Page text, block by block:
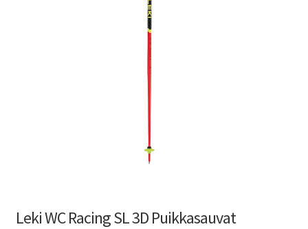
Leki WC Racing SL 3D Puikkasauvat